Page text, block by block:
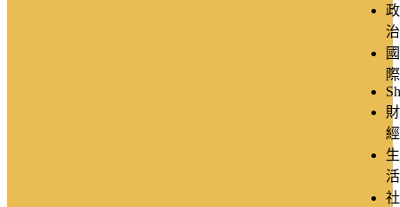
政
治
國
際
財
經
生
活
社